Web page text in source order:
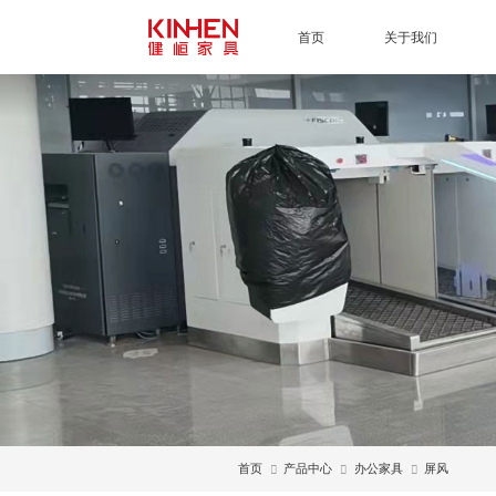
首页 关于我们
首页 产品中心 办公家具 屏风